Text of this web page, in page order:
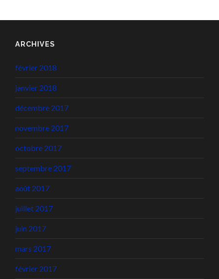
ARCHIVES
février 2018
janvier 2018
décembre 2017
novembre 2017
octobre 2017
septembre 2017
août 2017
juillet 2017
juin 2017
mars 2017
février 2017